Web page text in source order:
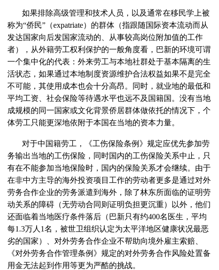
如果排除高级管理和技术人员，以及通常在移民学上被
称为“侨民”（expatriate）的群体（指跟随国际资本流动而从
发达国家向后发国家流动的、从事较高岗位附加值的工作
者），从外籍劳工权利保护的一般角度看，巴新的环境可谓
一个集中化的代表：外来劳工与本地社群处于基本隔离的生
活状态，如果通过本地制度资源维护合法权益如果不是完全
不可能，其使用成本也会十分高昂。同时，就业地的最低和
平均工资、社会保险等待遇水平也远不及国籍国。没有当地
成规模的同一国家或文化背景侨居群体做依托的情况下，个
体劳工只能更深地依附于本国在当地的资本力量。
对于中国籍劳工，《工伤保险条例》规定应优先参加劳
务输出当地的工伤保险，同时国内的工伤保险关系中止，只
有在不能参加当地保险时，国内的保险关系才会继续。由于
在非中方主导的海外投资项目工作的劳动者更多是通过对外
劳务合作企业的劳务派遣到海外，除了林东所面临的证明劳
动关系的障碍（无劳动合同则证明负担更沉重）以外，他们
还面临着当地医疗条件落后（巴新只有约400名医生，平均
每1.3万人1名，被世卫组织认定为太平洋地区健康状况最恶
劣的国家）、对外劳务合作企业不帮助向境外雇主索赔、
《对外劳务合作管理条例》规定的对外劳务合作风险处置备
用金无法起到作用等更为严酷的挑战。